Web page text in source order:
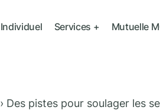
Individuel Services + Mutuelle
› Des pistes pour soulager les